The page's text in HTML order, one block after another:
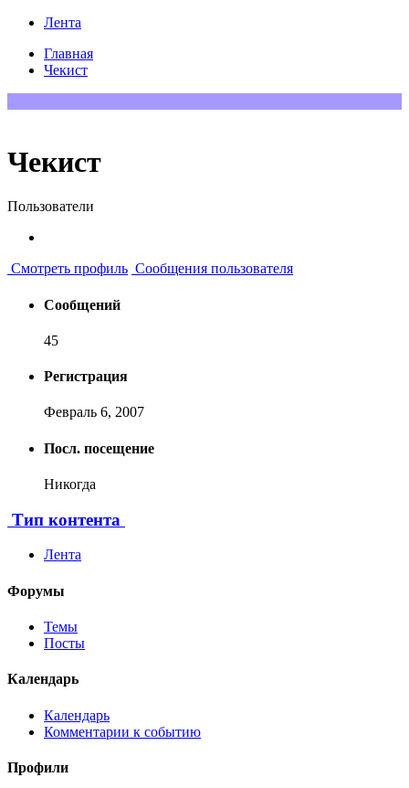
Лента
Главная
Чекист
Чекист
Пользователи
Смотреть профиль Сообщения пользователя
Сообщений
45
Регистрация
Февраль 6, 2007
Посл. посещение
Никогда
Тип контента
Лента
Форумы
Темы
Посты
Календарь
Календарь
Комментарии к событию
Профили